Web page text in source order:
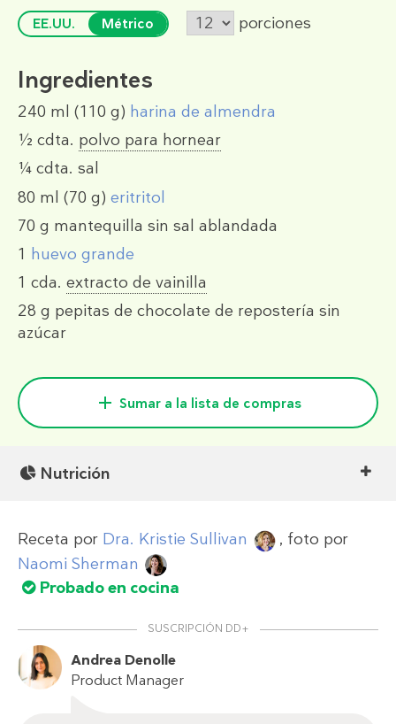
EE.UU. Métrico porciones
Ingredientes
240 ml (110 g) harina de almendra
½ cdta. polvo para hornear
¼ cdta. sal
80 ml (70 g) eritritol
70 g mantequilla sin sal ablandada
1 huevo grande
1 cda. extracto de vainilla
28 g pepitas de chocolate de repostería sin
azúcar
Sumar a la lista de compras
Nutrición
Receta por Dra. Kristie Sullivan
, foto por
Naomi Sherman
Probado en cocina
SUSCRIPCIÓN DD+
Andrea Denolle
Product Manager